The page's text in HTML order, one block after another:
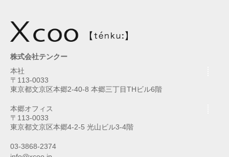
株式会社テンクー
本社
〒113-0033
東京都文京区本郷2-40-8 本郷三丁目THビル6階
本郷オフィス
〒113-0033
東京都文京区本郷4-2-5 光山ビル3-4階
03-3868-2374